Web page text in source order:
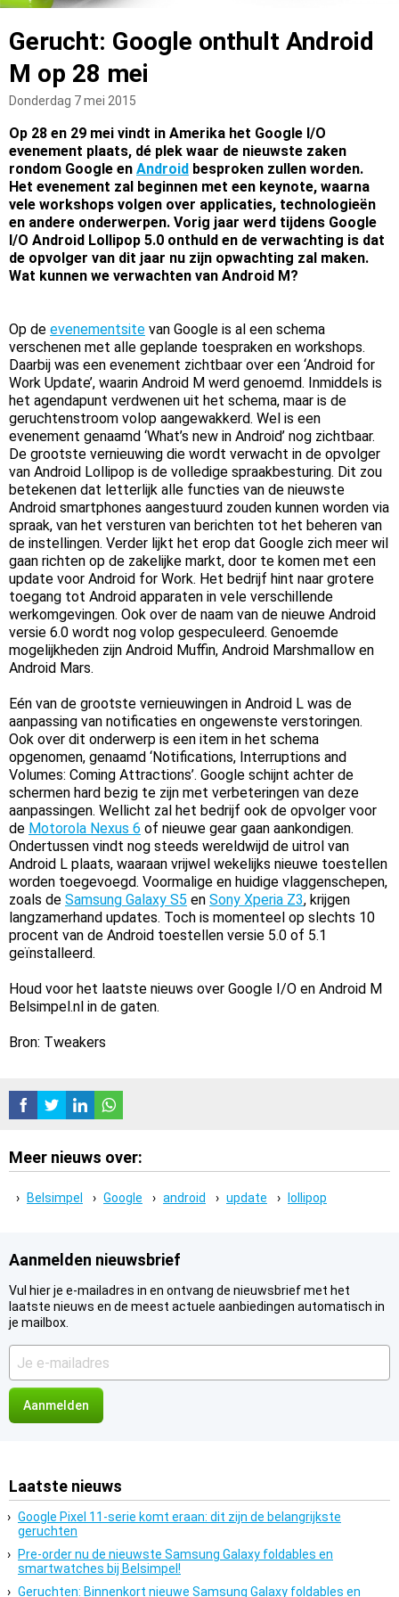
Gerucht: Google onthult Android
M op 28 mei
Donderdag 7 mei 2015
Op 28 en 29 mei vindt in Amerika het Google I/O
evenement plaats, dé plek waar de nieuwste zaken
rondom Google en Android besproken zullen worden.
Het evenement zal beginnen met een keynote, waarna
vele workshops volgen over applicaties, technologieën
en andere onderwerpen. Vorig jaar werd tijdens Google
I/O Android Lollipop 5.0 onthuld en de verwachting is dat
de opvolger van dit jaar nu zijn opwachting zal maken.
Wat kunnen we verwachten van Android M?
Op de evenementsite van Google is al een schema
verschenen met alle geplande toespraken en workshops.
Daarbij was een evenement zichtbaar over een ‘Android for
Work Update’, waarin Android M werd genoemd. Inmiddels is
het agendapunt verdwenen uit het schema, maar is de
geruchtenstroom volop aangewakkerd. Wel is een
evenement genaamd ‘What’s new in Android’ nog zichtbaar.
De grootste vernieuwing die wordt verwacht in de opvolger
van Android Lollipop is de volledige spraakbesturing. Dit zou
betekenen dat letterlijk alle functies van de nieuwste
Android smartphones aangestuurd zouden kunnen worden via
spraak, van het versturen van berichten tot het beheren van
de instellingen. Verder lijkt het erop dat Google zich meer wil
gaan richten op de zakelijke markt, door te komen met een
update voor Android for Work. Het bedrijf hint naar grotere
toegang tot Android apparaten in vele verschillende
werkomgevingen. Ook over de naam van de nieuwe Android
versie 6.0 wordt nog volop gespeculeerd. Genoemde
mogelijkheden zijn Android Muffin, Android Marshmallow en
Android Mars.
Eén van de grootste vernieuwingen in Android L was de
aanpassing van notificaties en ongewenste verstoringen.
Ook over dit onderwerp is een item in het schema
opgenomen, genaamd ‘Notifications, Interruptions and
Volumes: Coming Attractions’. Google schijnt achter de
schermen hard bezig te zijn met verbeteringen van deze
aanpassingen. Wellicht zal het bedrijf ook de opvolger voor
de Motorola Nexus 6 of nieuwe gear gaan aankondigen.
Ondertussen vindt nog steeds wereldwijd de uitrol van
Android L plaats, waaraan vrijwel wekelijks nieuwe toestellen
worden toegevoegd. Voormalige en huidige vlaggenschepen,
zoals de Samsung Galaxy S5 en Sony Xperia Z3, krijgen
langzamerhand updates. Toch is momenteel op slechts 10
procent van de Android toestellen versie 5.0 of 5.1
geïnstalleerd.
Houd voor het laatste nieuws over Google I/O en Android M
Belsimpel.nl in de gaten.
Bron: Tweakers
Meer nieuws over:
Belsimpel Google android update lollipop
Aanmelden nieuwsbrief
Vul hier je e-mailadres in en ontvang de nieuwsbrief met het
laatste nieuws en de meest actuele aanbiedingen automatisch in
je mailbox.
e-
mailadres
Laatste nieuws
Google Pixel 11-serie komt eraan: dit zijn de belangrijkste
geruchten
Pre-order nu de nieuwste Samsung Galaxy foldables en
smartwatches bij Belsimpel!
Geruchten: Binnenkort nieuwe Samsung Galaxy foldables en